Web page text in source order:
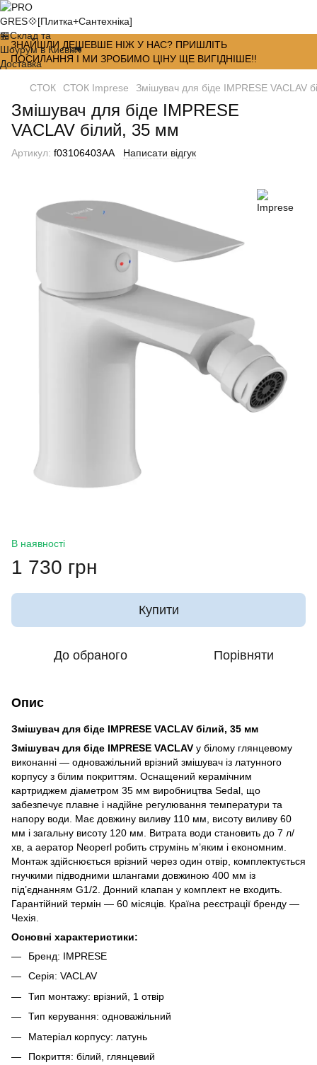
ЗНАЙШЛИ ДЕШЕВШЕ НІЖ У НАС? ПРИШЛІТЬ
ПОСИЛАННЯ І МИ ЗРОБИМО ЦІНУ ЩЕ ВИГІДНІШЕ!!
СТОК СТОК Imprese Змішувач для біде IMPRESE VACLAV
Змішувач для біде IMPRESE
VACLAV білий, 35 мм
Артикул: f03106403AA Написати відгук
В наявності
1 730 грн
Купити
До обраного Порівняти
Опис
Змішувач для біде IMPRESE VACLAV білий, 35 мм
Змішувач для біде IMPRESE VACLAV у білому глянцевому
виконанні — одноважільний врізний змішувач із латунного
корпусу з білим покриттям. Оснащений керамічним
картриджем діаметром 35 мм виробництва Sedal, що
забезпечує плавне і надійне регулювання температури та
напору води. Має довжину виливу 110 мм, висоту виливу 60
мм і загальну висоту 120 мм. Витрата води становить до 7 л/
хв, а аератор Neoperl робить струмінь м’яким і економним.
Монтаж здійснюється врізний через один отвір, комплектується
гнучкими підводними шлангами довжиною 400 мм із
під’єднанням G1/2. Донний клапан у комплект не входить.
Гарантійний термін — 60 місяців. Країна реєстрації бренду —
Чехія.
Основні характеристики:
Бренд: IMPRESE
Серія: VACLAV
Тип монтажу: врізний, 1 отвір
Тип керування: одноважільний
Матеріал корпусу: латунь
Покриття: білий, глянцевий